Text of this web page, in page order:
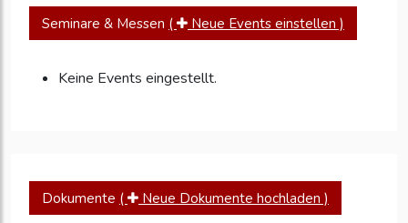
Seminare & Messen ( Neue Events einstellen )
Keine Events eingestellt.
Dokumente ( Neue Dokumente hochladen )